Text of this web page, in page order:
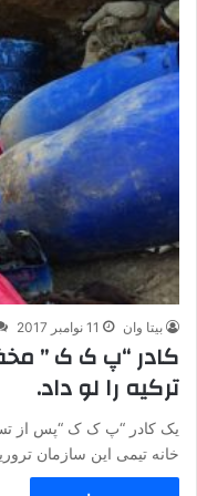
بیتا وان 11 نوامبر 2017
کادر “پ ک ک ”
ترکیه را لو داد.
یک کادر “پ ک ک “پس از
خانه تیمی این سازمان